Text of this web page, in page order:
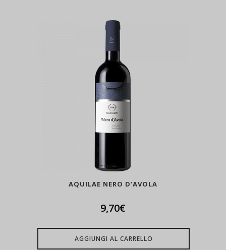
AQUILAE NERO D’AVOLA
9,70€
AGGIUNGI AL CARRELLO